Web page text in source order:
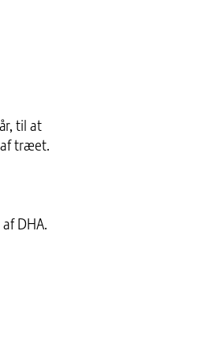
til at
træet.
DHA.